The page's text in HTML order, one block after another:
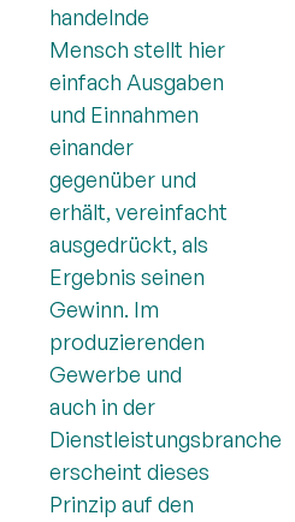
handelnde
Mensch stellt hier
einfach Ausgaben
und Einnahmen
einander
gegenüber und
erhält, vereinfacht
ausgedrückt, als
Ergebnis seinen
Gewinn. Im
produzierenden
Gewerbe und
auch in der
Dienstleistungsbranche
erscheint dieses
Prinzip auf den